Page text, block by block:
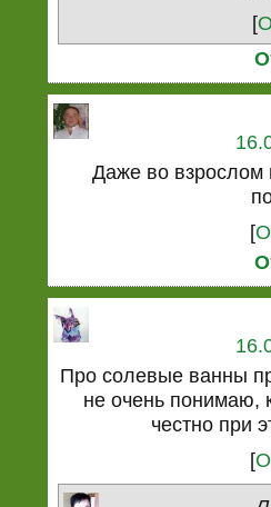
[
Даже во взрослом
[
Про солевые ванны
не очень понимаю,
честно при
[